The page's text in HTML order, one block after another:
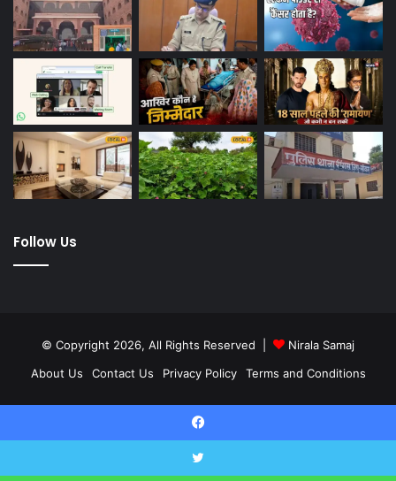
Follow Us
© Copyright 2026, All Rights Reserved |
Nirala Samaj
About Us
Contact Us Privacy Policy Terms and Conditions
Twitter
Facebook
Twitter